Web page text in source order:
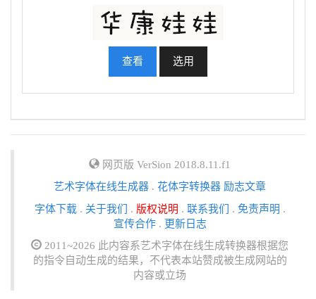
查看 选用
网页版 VerSion 2018.8.11.f1
艺术字体在线生成器 . 花体字转换器 励志文章
字体下载. 关于我们 . 版权说明 . 联系我们 . 免责声明 .
宣传合作. 更新日志
2011~2026 此内容系艺术字体在线生成转换器根据您
的指令自动生成的结果，不代表本站赞成被生成网站的
内容或立场